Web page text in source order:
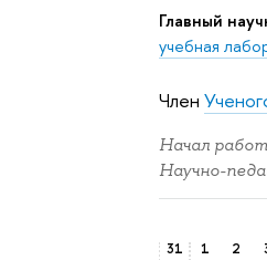
Главный
учебная
Член
Начал
Научно-
31 1 2